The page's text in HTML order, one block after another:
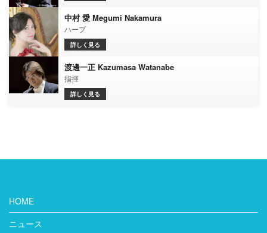
中村 愛 Megumi Nakamura
ハープ
詳しく見る
渡邊一正 Kazumasa Watanabe
指揮
詳しく見る
HOME
ニュース